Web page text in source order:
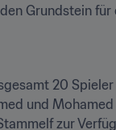
Grundstein für
20
und
zur